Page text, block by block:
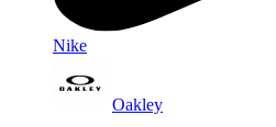
Nike
Oakley